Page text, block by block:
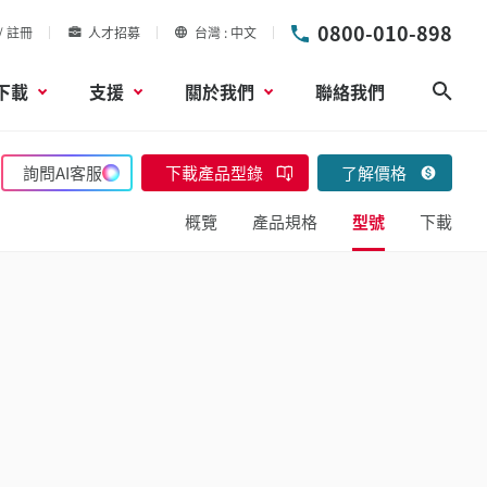
註冊 人才招募 台灣 中文 0800-010-898
載 支援 關於我們 聯絡我們
詢問AI客服 下載產品型錄 了解價格
概覽 產品規格 型號 下載